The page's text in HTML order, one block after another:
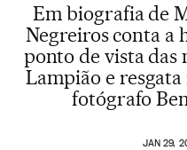
Em biografia de
Negreiros conta a
ponto de vista das
Lampião e
fotógrafo
JAN 29,